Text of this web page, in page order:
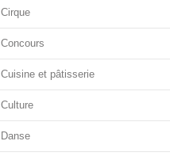
Cirque
Concours
Cuisine et pâtisserie
Culture
Danse